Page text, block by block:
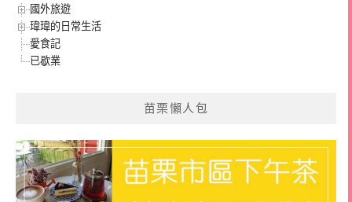
國外旅遊
瑋瑋的日常生活
愛食記
已歇業
苗栗懶人包